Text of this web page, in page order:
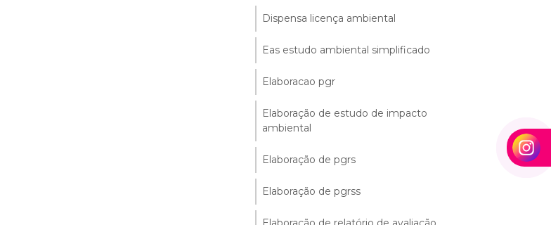
Dispensa licença ambiental
Eas estudo ambiental simplificado
Elaboracao pgr
Elaboração de estudo de impacto
ambiental
Elaboração de pgrs
Elaboração de pgrss